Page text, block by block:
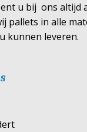
u bij ons altijd
pallets in alle
kunnen leveren.